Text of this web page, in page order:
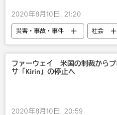
2020年8月10日, 21:20
災害・事故・事件 社会
ベラルーシでの抗議デモ
ファーウェイ 米国の制裁からプ
サ「Kirin」の停止へ
2020年8月10日, 20:59